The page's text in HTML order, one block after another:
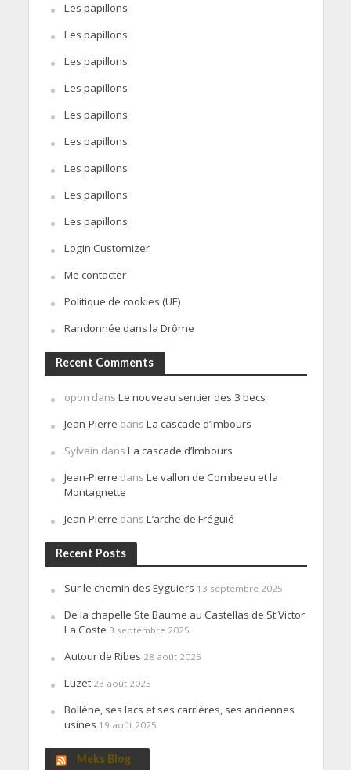
Les papillons
Les papillons
Les papillons
Les papillons
Les papillons
Les papillons
Les papillons
Les papillons
Les papillons
Login Customizer
Me contacter
Politique de cookies (UE)
Randonnée dans la Drôme
Recent Comments
opon dans Le nouveau sentier des 3 becs
Jean-Pierre dans La cascade d’Imbours
Sylvain dans La cascade d’Imbours
Jean-Pierre dans Le vallon de Combeau et la
Montagnette
Jean-Pierre dans L’arche de Fréguié
Recent Posts
Sur le chemin des Eyguiers 13 septembre 2025
De la chapelle Ste Baume au Castellas de St Victor
La Coste 3 septembre 2025
Autour de Ribes 28 août 2025
Luzet 23 août 2025
Bollène, ses lacs et ses carrières, ses anciennes
usines 19 août 2025
Meks Blog